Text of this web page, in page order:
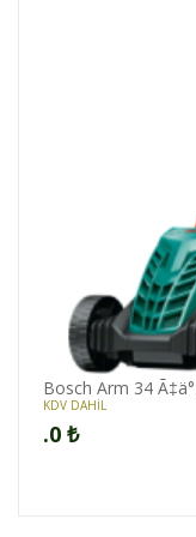
Bosch Arm 34
KDV DAHİL
.0 ₺